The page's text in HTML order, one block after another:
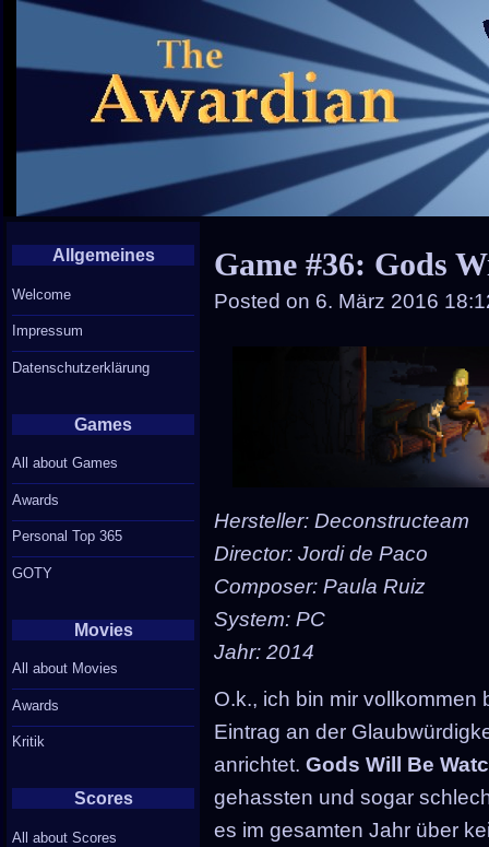
Game #36: Gods
Posted on 6. März 2016
Hersteller: Deconstructeam
Director: Jordi de Paco
Composer: Paula Ruiz
System: PC
Jahr: 2014
O.k., ich bin mir
Eintrag an der
anrichtet.Gods Will Be
gehassten und sogar
es im gesamten Jahr über
Allgemeines
Welcome
Impressum
Datenschutzerklärung
Games
All about Games
Awards
Personal Top 365
GOTY
Movies
All about Movies
Awards
Kritik
Scores
All about Scores